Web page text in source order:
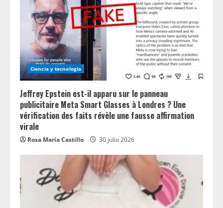
Ciencia y tecnologia
Jeffrey Epstein est-il apparu sur le panneau
publicitaire Meta Smart Glasses à Londres ? Une
vérification des faits révèle une fausse affirmation
virale
Rosa María Castillo 30 julio 2026